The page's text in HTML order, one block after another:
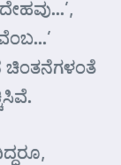
ಚಿಂತನೆಗಳಂತೆ